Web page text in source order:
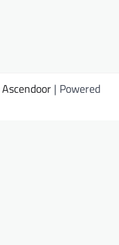
Ascendoor | Powered